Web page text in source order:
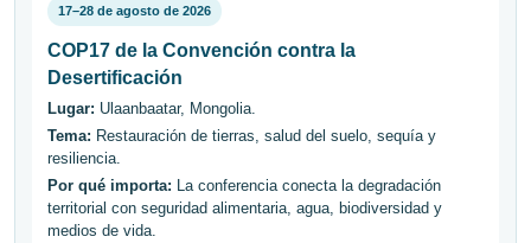
17–28 de agosto de 2026
COP17 de la Convención contra la
Desertificación
Lugar: Ulaanbaatar, Mongolia.
Tema: Restauración de tierras, salud del suelo, sequía y
resiliencia.
Por qué importa: La conferencia conecta la degradación
territorial con seguridad alimentaria, agua, biodiversidad y
medios de vida.